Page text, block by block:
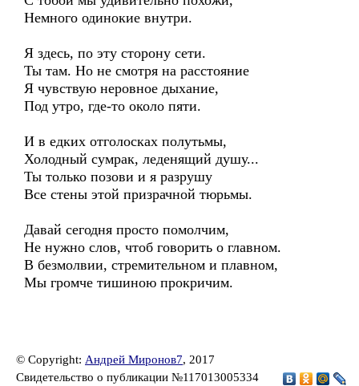
Немного одинокие внутри.
Я здесь, по эту сторону cети.
Ты там. Но не смотря на расстояние
Я чувствую неровное дыхание,
Под утро, где-то около пяти.
И в едких отголосках полутьмы,
Холодный сумрак, леденящий душу...
Ты только позови и я разрушу
Все стены этой призрачной тюрьмы.
Давай сегодня просто помолчим,
Не нужно слов, чтоб говорить о главном.
В безмолвии, стремительном и плавном,
Мы громче тишиною прокричим.
© Copyright: Андрей Миронов7, 2017
Свидетельство о публикации №117013005334